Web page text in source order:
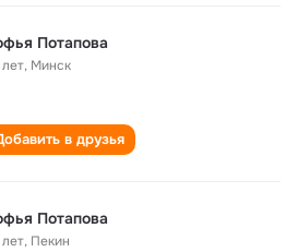
Потапова
, Минск
в друзья
Потапова
, Пекин